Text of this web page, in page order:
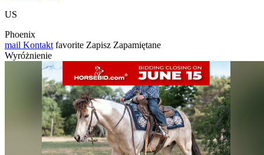
US
Phoenix
mail Kontakt favorite Zapisz Zapamiętane
Wyróżnienie